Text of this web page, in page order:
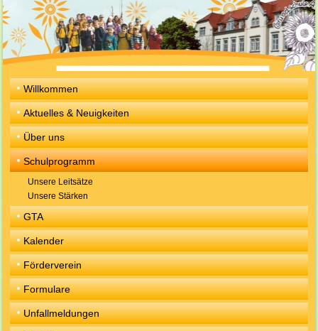
Willkommen
Aktuelles & Neuigkeiten
Über uns
Schulprogramm
Unsere Leitsätze
Unsere Stärken
GTA
Kalender
Förderverein
Formulare
Unfallmeldungen